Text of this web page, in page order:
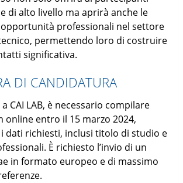
di alto livello ma aprirà anche le
professionali nel settore
permettendo loro di costruire
significativa.
DI CANDIDATURA
CAI LAB, è necessario compilare
online entro il 15 marzo 2024,
dati richiesti, inclusi titolo di studio e
È richiesto l’invio di un
in formato europeo e di massimo